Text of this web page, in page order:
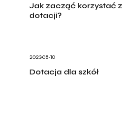
Jak zacząć korzystać z
dotacji?
2023-08-10
Dotacja dla szkół